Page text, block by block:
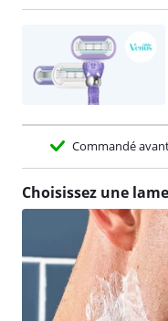
Commandé
Choisissez une